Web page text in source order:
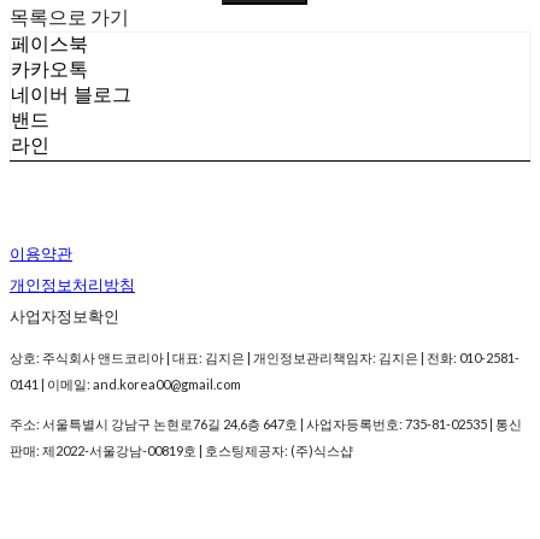
목록으로 가기
페이스북
카카오톡
네이버 블로그
밴드
라인
이용약관
개인정보처리방침
사업자정보확인
상호: 주식회사 앤드코리아 | 대표: 김지은 | 개인정보관리책임자: 김지은 | 전화: 010-2581-
0141 | 이메일: and.korea00@gmail.com
주소: 서울특별시 강남구 논현로76길 24,6층 647호 | 사업자등록번호: 735-81-02535 | 통신
판매: 제2022-서울강남-00819호 | 호스팅제공자: (주)식스샵